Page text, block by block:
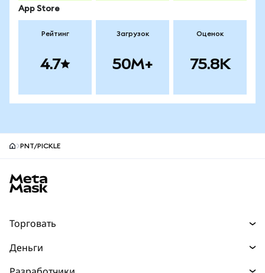
App Store
Рейтинг
4.7
Загрузок
50M+
Оценок
75.8K
PNT/PICKLE
Торговать
Деньги